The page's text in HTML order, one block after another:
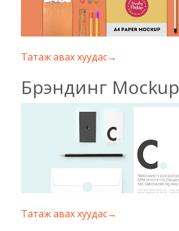
Татаж авах хуудас→
Брэндинг Mockup
Татаж авах хуудас→